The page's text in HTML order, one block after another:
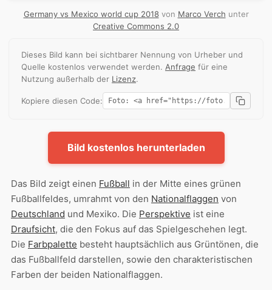
Germany vs Mexico world cup 2018von Marco Verch unter
Creative Commons 2.0
Dieses Bild kann bei sichtbarer Nennung von Urheber und
Quelle kostenlos verwendet werden. Anfrage für eine
Nutzung außerhalb der Lizenz.
Kopiere diesen Code:
Bild kostenlos herunterladen
Das Bild zeigt einen Fußball in der Mitte eines grünen
Fußballfeldes, umrahmt von den Nationalflaggen von
Deutschland und Mexiko. Die Perspektive ist eine
Draufsicht, die den Fokus auf das Spielgeschehen legt.
Die Farbpalette besteht hauptsächlich aus Grüntönen, die
das Fußballfeld darstellen, sowie den charakteristischen
Farben der beiden Nationalflaggen.